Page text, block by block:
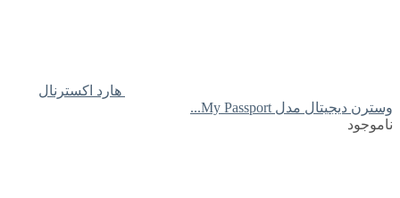
هارد اکسترنال
وسترن دیجیتال مدل My Passport...
ناموجود